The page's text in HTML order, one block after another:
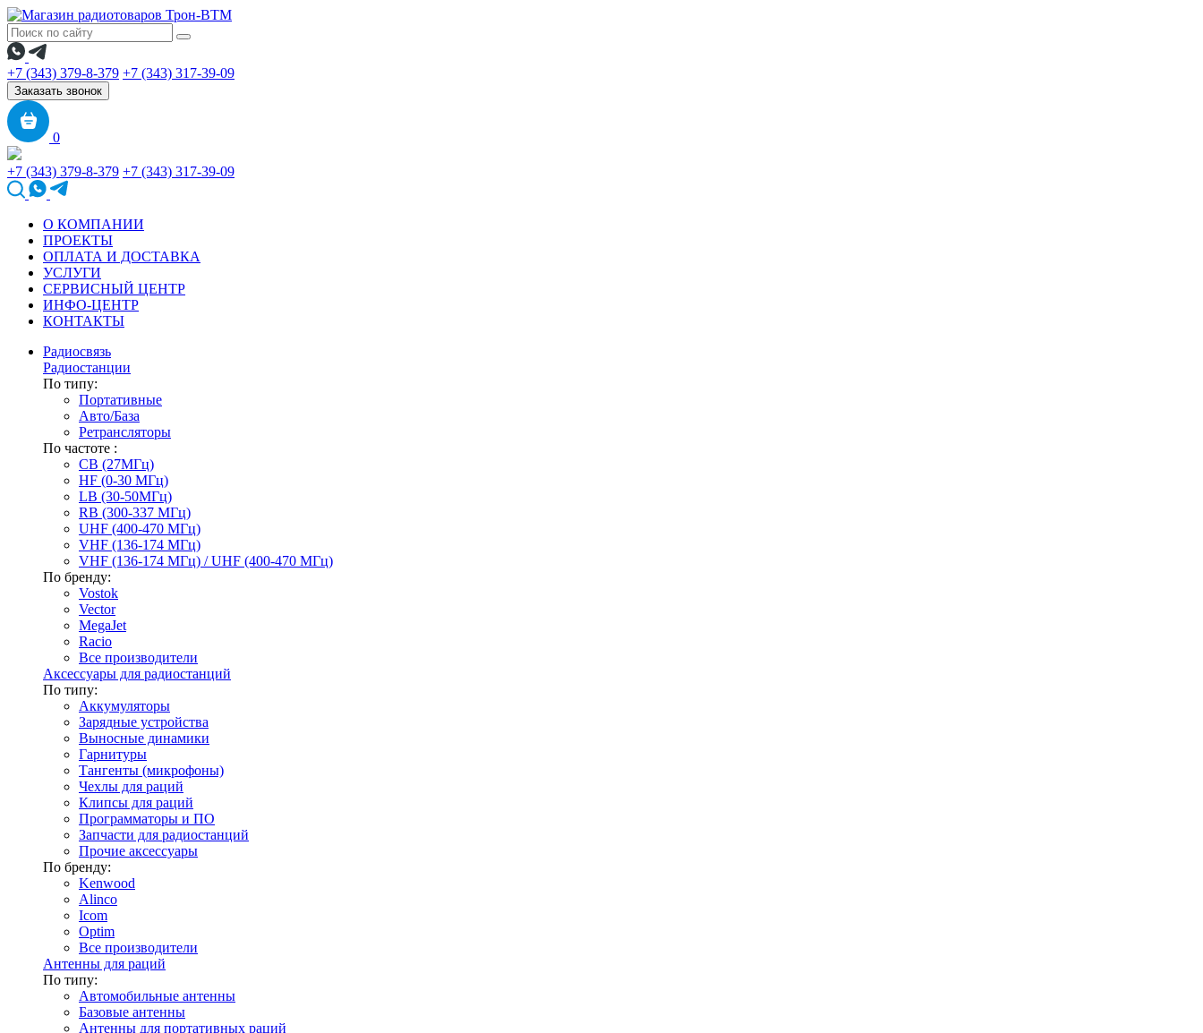
+7 (343) 379-8-379 +7 (343) 317-39-09
Заказать звонок
0
+7 (343) 379-8-379 +7 (343) 317-39-09
О КОМПАНИИ
ПРОЕКТЫ
ОПЛАТА И ДОСТАВКА
УСЛУГИ
СЕРВИСНЫЙ ЦЕНТР
ИНФО-ЦЕНТР
КОНТАКТЫ
Радиосвязь
Радиостанции
По типу:
Портативные
Авто/База
Ретрансляторы
По частоте :
CB (27МГц)
HF (0-30 МГц)
LB (30-50МГц)
RB (300-337 МГц)
UHF (400-470 МГц)
VHF (136-174 МГц)
VHF (136-174 МГц) / UHF (400-470 МГц)
По бренду:
Vostok
Vector
MegaJet
Racio
Все производители
Аксессуары для радиостанций
По типу:
Аккумуляторы
Зарядные устройства
Выносные динамики
Гарнитуры
Тангенты (микрофоны)
Чехлы для раций
Клипсы для раций
Программаторы и ПО
Запчасти для радиостанций
Прочие аксессуары
По бренду:
Kenwood
Alinco
Icom
Optim
Все производители
Антенны для раций
По типу:
Автомобильные антенны
Базовые антенны
Антенны для портативных раций